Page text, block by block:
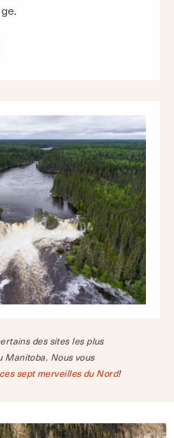
des sites les plus
Manitoba. Nous vous
ces sept merveilles du Nord!